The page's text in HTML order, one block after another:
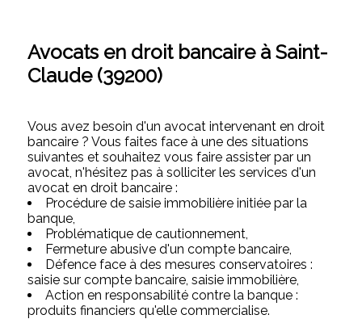
Avocats en droit bancaire à Saint-
Claude (39200)
Vous avez besoin d'un avocat intervenant en droit
bancaire ? Vous faites face à une des situations
suivantes et souhaitez vous faire assister par un
avocat, n'hésitez pas à solliciter les services d'un
avocat en droit bancaire :
Procédure de saisie immobilière initiée par la
banque,
Problématique de cautionnement,
Fermeture abusive d'un compte bancaire,
Défence face à des mesures conservatoires :
saisie sur compte bancaire, saisie immobilière,
Action en responsabilité contre la banque :
produits financiers qu'elle commercialise.